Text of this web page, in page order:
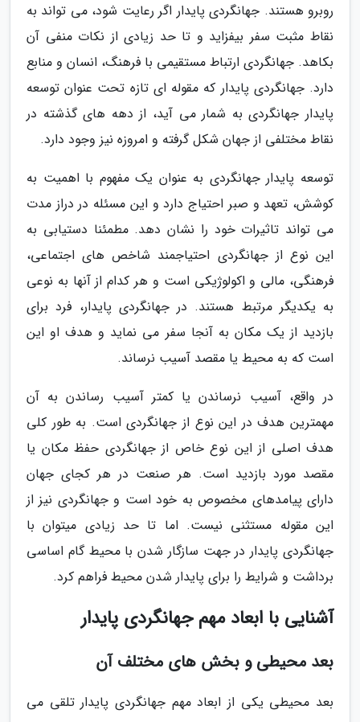
روبرو هستند. جهانگردی پایدار اگر رعایت شود، می تواند به
نقاط مثبت سفر بیفزاید و تا حد زیادی از نکات منفی آن
بکاهد. جهانگردی ارتباط مستقیمی با فرهنگ، انسان و منابع
دارد. جهانگردی پایدار که مقوله ای تازه تحت عنوان توسعه
پایدار جهانگردی به شمار می آید، از دهه های گذشته در
نقاط مختلفی از جهان شکل گرفته و امروزه نیز وجود دارد.
توسعه پایدار جهانگردی به عنوان یک مفهوم با اهمیت به
کوشش، تعهد و صبر احتیاج دارد و این مسئله در دراز مدت
می تواند تاثیرات خود را نشان دهد. مطمئنا دستیابی به
این نوع از جهانگردی احتیاجمند شاخص های اجتماعی،
فرهنگی، مالی و اکولوژیکی است و هر کدام از آنها به نوعی
به یکدیگر مرتبط هستند. در جهانگردی پایدار، فرد برای
بازدید از یک مکان به آنجا سفر می نماید و هدف او این
است که به محیط یا مقصد آسیب نرساند.
در واقع، آسیب نرساندن یا کمتر آسیب رساندن به آن
مهمترین هدف در این نوع از جهانگردی است. به طور کلی
هدف اصلی از این نوع خاص از جهانگردی حفظ مکان یا
مقصد مورد بازدید است. هر صنعت در هر کجای جهان
دارای پیامدهای مخصوص به خود است و جهانگردی نیز از
این مقوله مستثنی نیست. اما تا حد زیادی میتوان با
جهانگردی پایدار در جهت سازگار شدن با محیط گام اساسی
برداشت و شرایط را برای پایدار شدن محیط فراهم کرد.
آشنایی با ابعاد مهم جهانگردی پایدار
بعد محیطی و بخش های مختلف آن
بعد محیطی یکی از ابعاد مهم جهانگردی پایدار تلقی می